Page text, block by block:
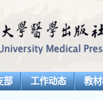
部 工作动态 教